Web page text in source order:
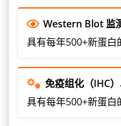
Western Blot 监
具有每年500+新蛋白
免疫组化（IHC
具有每年500+新蛋白